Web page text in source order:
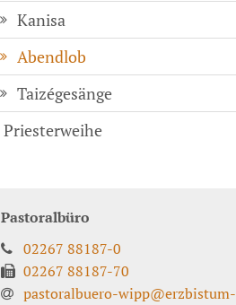
Kanisa
Abendlob
Taizégesänge
Priesterweihe
Pastoralbüro
02267 88187-0
02267 88187-70
pastoralbuero-wipp@erzbistum-